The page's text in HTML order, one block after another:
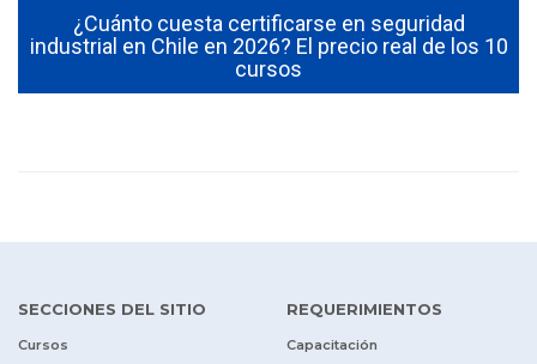
¿Cuánto cuesta certificarse en seguridad
industrial en Chile en 2026? El precio real de los 10
cursos
SECCIONES DEL SITIO
Cursos
REQUERIMIENTOS
Capacitación